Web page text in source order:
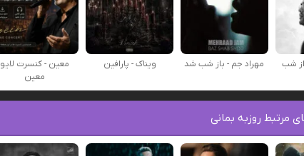
شب
مهراد جم - باز شب شد ویناک - پارافین
معین - کنسرت لایو
معین
مرتبط روزبه بمانی